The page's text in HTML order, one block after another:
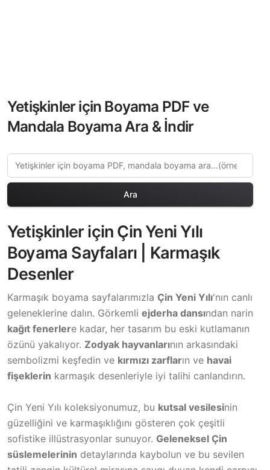
Yetişkinler için Boyama PDF ve
Mandala Boyama Ara & İndir
Ara
Yetişkinler için Çin Yeni Yılı
Boyama Sayfaları | Karmaşık
Desenler
Karmaşık boyama sayfalarımızla Çin Yeni Yılı'nın canlı
geleneklerine dalın. Görkemli ejderha dansından narin
kağıt fenerlere kadar, her tasarım bu eski kutlamanın
özünü yakalıyor. Zodyak hayvanlarının arkasındaki
sembolizmi keşfedin ve kırmızı zarfların ve havai
fişeklerin karmaşık desenleriyle iyi talihi canlandırın.
Çin Yeni Yılı koleksiyonumuz, bu kutsal vesilesinin
güzelliğini ve karmaşıklığını gösteren çok çeşitli
sofistike illüstrasyonlar sunuyor. Geleneksel Çin
süslemelerinin detaylarında kaybolun ve bu sevilen